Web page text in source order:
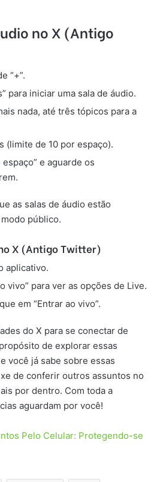
no X (Antigo
“+”.
para iniciar uma sala de áudio.
nada, até três tópicos para a
(limite de 10 por espaço).
e aguarde os
as salas de áudio estão
público.
X (Antigo Twitter)
aplicativo.
vivo” para ver as opções de Live.
em “Entrar ao vivo”.
do X para se conectar de
de explorar essas
você já sabe sobre essas
de conferir outros assuntos no
por dentro. Com toda a
aguardam por você!
Pelo Celular: Protegendo-se